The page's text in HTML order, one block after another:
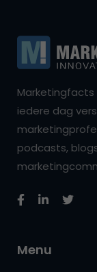
Marketingfacts
iedere dag
podcasts,
Menu